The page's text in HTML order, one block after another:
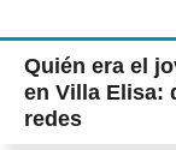
Quién era el
en Villa Elisa:
redes